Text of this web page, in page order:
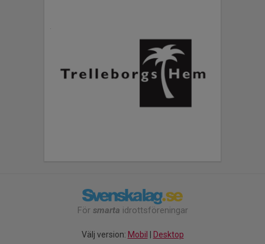
För smarta idrottsföreningar
Välj version: Mobil Desktop